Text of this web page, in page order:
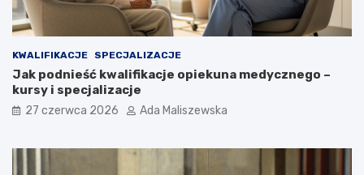
KWALIFIKACJE SPECJALIZACJE
Jak podnieść kwalifikacje opiekuna medycznego –
kursy i specjalizacje
27 czerwca 2026 Ada Maliszewska